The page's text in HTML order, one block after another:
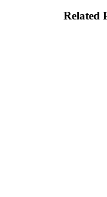
Related